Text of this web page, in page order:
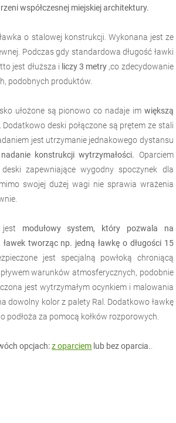
współczesnej miejskiej architektury.
o stalowej konstrukcji. Wykonana jest ze
Podczas gdy standardowa długość ławki
jest dłuższa i liczy 3 metry ,co zdecydowanie
podobnych produktów.
ułożone są pionowo co nadaje im większą
Dodatkowo deski połączone są prętem ze stali
jest utrzymanie jednakowego dystansu
nadanie konstrukcji wytrzymałości. Oparciem
zapewniające wygodny spoczynek dla
swojej dużej wagi nie sprawia wrażenia
jest modułowy system, który pozwala na
ławek tworząc np. jedną ławkę o długości 15
jest specjalną powłoką chroniącą
warunków atmosferycznych, podobnie
jest wytrzymałym ocynkiem i malowania
dowolny kolor z palety Ral. Dodatkowo ławkę
podłoża za pomocą kołków rozporowych.
opcjach:z oparciem lub bez oparcia..